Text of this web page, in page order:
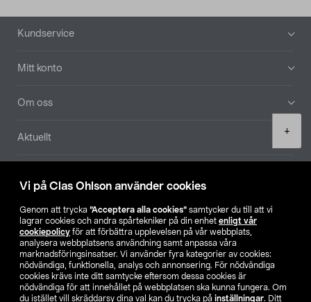
Vi på Clas Ohlson använder cookies
Genom att trycka ”Acceptera alla cookies” samtycker du till att vi
lagrar cookies och andra spårtekniker på din enhet enligt vår
cookiepolicy för att förbättra upplevelsen på vår webbplats,
analysera webbplatsens användning samt anpassa våra
marknadsföringsinsatser. Vi använder fyra kategorier av cookies:
nödvändiga, funktionella, analys och annonsering. För nödvändiga
cookies krävs inte ditt samtycke eftersom dessa cookies är
nödvändiga för att innehållet på webbplatsen ska kunna fungera. Om
du istället vill skräddarsy dina val kan du trycka på inställningar. Ditt
+
Sidfot
Kundservice
Mitt konto
Om oss
Aktuellt
Hitta butik
SE NO FI